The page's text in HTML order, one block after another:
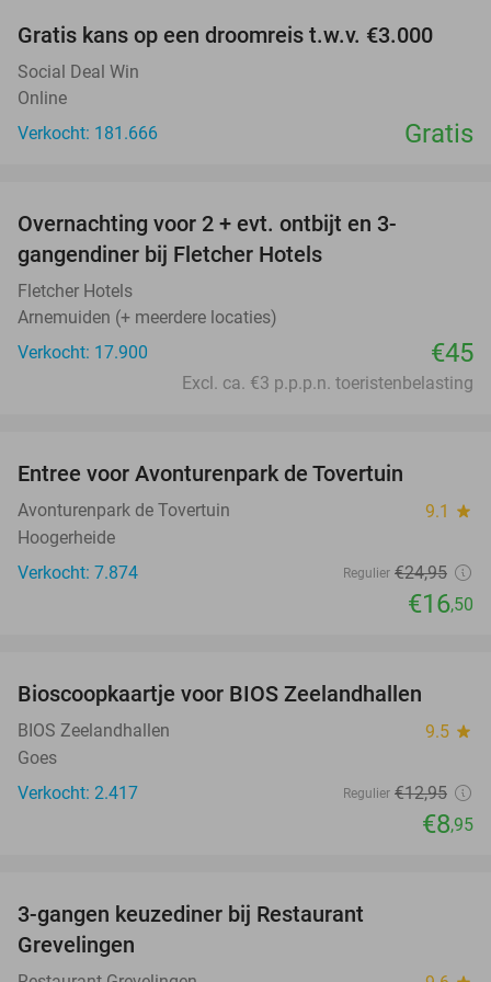
Gratis kans op een droomreis t.w.v. €3.000
Social Deal Win
Online
Verkocht: 181.666
Gratis
Overnachting voor 2 + evt. ontbijt en 3-
gangendiner bij Fletcher Hotels
Fletcher Hotels
Arnemuiden (+ meerdere locaties)
Verkocht: 17.900
€45
Excl. ca. €3 p.p.p.n. toeristenbelasting
Entree voor Avonturenpark de Tovertuin
Avonturenpark de Tovertuin 9.1 star
Hoogerheide
Verkocht: 7.874
Regulier €24,95
€16,50
Bioscoopkaartje voor BIOS Zeelandhallen
BIOS Zeelandhallen 9.5 star
Goes
Verkocht: 2.417
Regulier €12,95
€8,95
3-gangen keuzediner bij Restaurant
Grevelingen